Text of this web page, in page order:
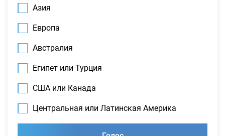
Азия
Европа
Австралия
Египет или Турция
США или Канада
Центральная или Латинская Америка